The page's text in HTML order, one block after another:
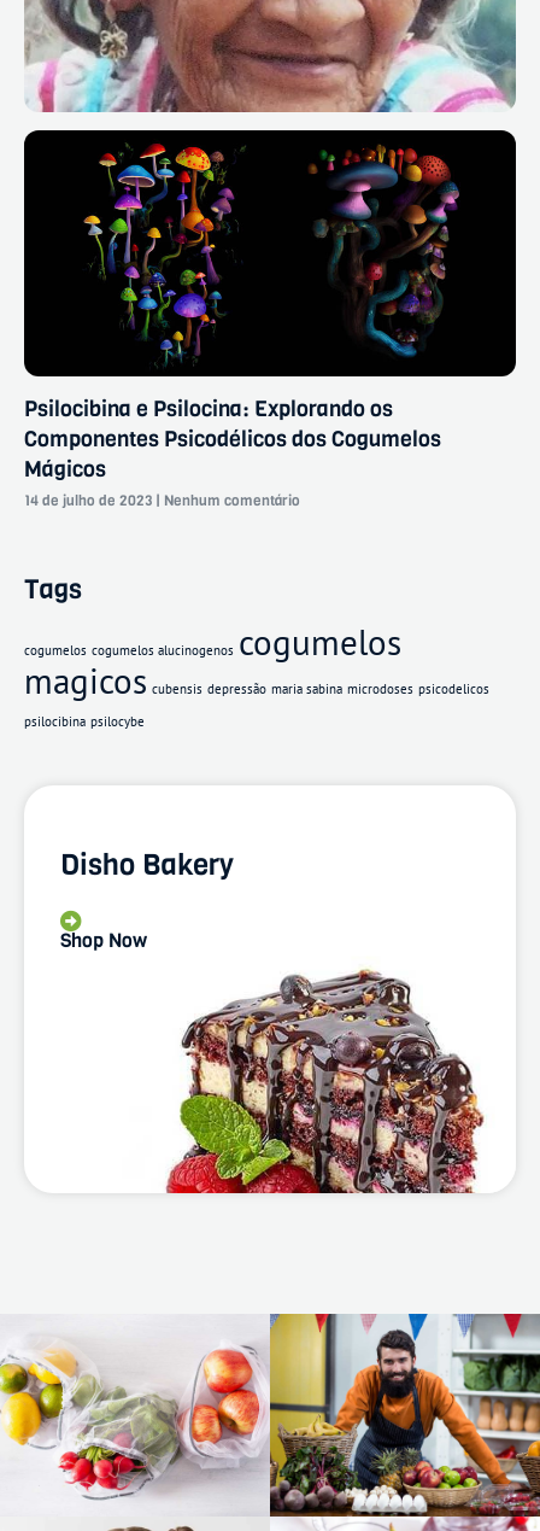
Psilocibina e Psilocina: Explorando os
Componentes Psicodélicos dos Cogumelos
Mágicos
14 de julho de 2023 Nenhum comentário
Tags
cogumelos cogumelos alucinogenos cogumelos
magicos cubensis depressão maria sabina microdoses psicodelicos
psilocibina psilocybe
Disho Bakery
Shop Now